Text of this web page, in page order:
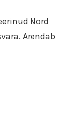
Nord
Arendab